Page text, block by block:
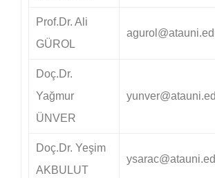
Prof.Dr. Ali
GÜROL
Doç.Dr.
Yağmur
ÜNVER
Doç.Dr. Yeşim
AKBULUT